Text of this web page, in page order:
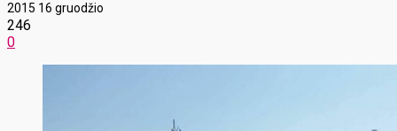
2015 16 gruodžio
246
0